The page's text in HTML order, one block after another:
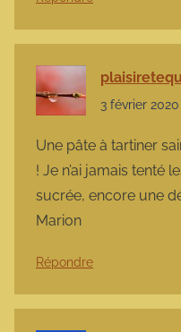
3 février
Une pâte à tartiner
! Je n’ai jamais tenté
sucrée, encore une
Marion
Répondre